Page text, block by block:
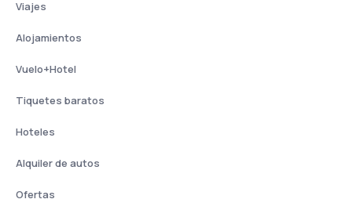
Viajes
Alojamientos
Vuelo+Hotel
Tiquetes baratos
Hoteles
Alquiler de autos
Ofertas